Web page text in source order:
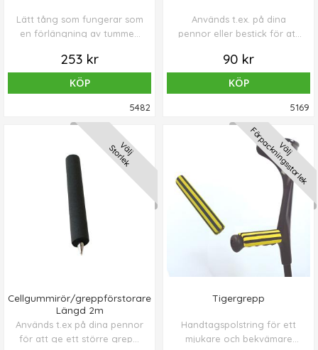
Lätt tång som fungerar som
en förlängning av tummen
253 kr
KÖP
5482
Används t.ex. på dina
pennor eller bestick för att
90 kr
KÖP
5169
Välj
Storlek
Cellgummirör/greppförstorare
Längd 2m
Används t.ex på dina pennor
för att ge ett större grepp.
Välj
Förpackningsstorlek
Tigergrepp
Handtagspolstring för ett
mjukare och bekvämare